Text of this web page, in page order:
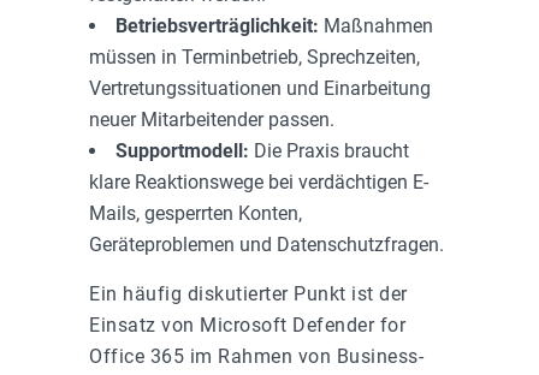
Betriebsverträglichkeit: Maßnahmen
müssen in Terminbetrieb, Sprechzeiten,
Vertretungssituationen und Einarbeitung
neuer Mitarbeitender passen.
Supportmodell: Die Praxis braucht
klare Reaktionswege bei verdächtigen E-
Mails, gesperrten Konten,
Geräteproblemen und Datenschutzfragen.
Ein häufig diskutierter Punkt ist der
Einsatz von Microsoft Defender for
Office 365 im Rahmen von Business-